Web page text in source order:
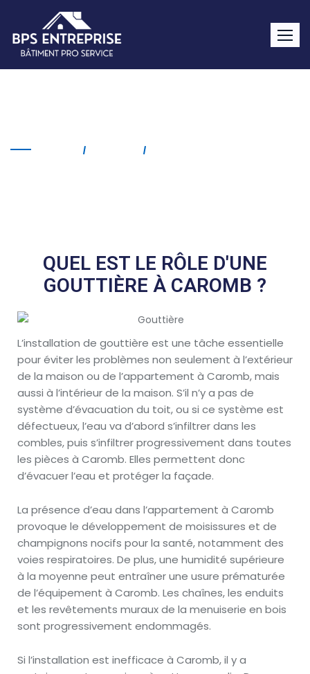
QUEL EST LE RÔLE D'UNE
GOUTTIÈRE À CAROMB ?
L’installation de gouttière est une tâche essentielle
pour éviter les problèmes non seulement à l’extérieur
de la maison ou de l’appartement à Caromb, mais
aussi à l’intérieur de la maison. S’il n’y a pas de
système d’évacuation du toit, ou si ce système est
défectueux, l’eau va d’abord s’infiltrer dans les
combles, puis s’infiltrer progressivement dans toutes
les pièces à Caromb. Elles permettent donc
d’évacuer l’eau et protéger la façade.
La présence d’eau dans l’appartement à Caromb
provoque le développement de moisissures et de
champignons nocifs pour la santé, notamment des
voies respiratoires. De plus, une humidité supérieure
à la moyenne peut entraîner une usure prématurée
de l’équipement à Caromb. Les chaînes, les enduits
et les revêtements muraux de la menuiserie en bois
sont progressivement endommagés.
Si l’installation est inefficace à Caromb, il y a